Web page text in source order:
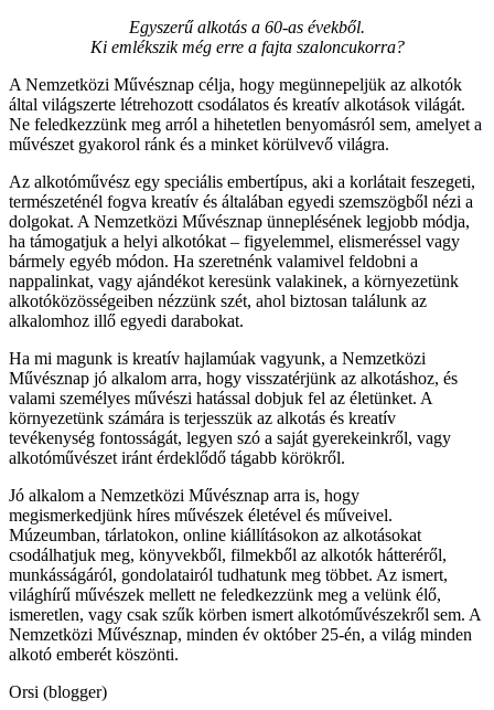
Egyszerű alkotás a 60-as évekből.
Ki emlékszik még erre a fajta szaloncukorra?
A Nemzetközi Művésznap célja, hogy megünnepeljük az alkotók
által világszerte létrehozott csodálatos és kreatív alkotások világát.
Ne feledkezzünk meg arról a hihetetlen benyomásról sem, amelyet a
művészet gyakorol ránk és a minket körülvevő világra.
Az alkotóművész egy speciális embertípus, aki a korlátait feszegeti,
természeténél fogva kreatív és általában egyedi szemszögből nézi a
dolgokat. A Nemzetközi Művésznap ünneplésének legjobb módja,
ha támogatjuk a helyi alkotókat – figyelemmel, elismeréssel vagy
bármely egyéb módon. Ha szeretnénk valamivel feldobni a
nappalinkat, vagy ajándékot keresünk valakinek, a környezetünk
alkotóközösségeiben nézzünk szét, ahol biztosan találunk az
alkalomhoz illő egyedi darabokat.
Ha mi magunk is kreatív hajlamúak vagyunk, a Nemzetközi
Művésznap jó alkalom arra, hogy visszatérjünk az alkotáshoz, és
valami személyes művészi hatással dobjuk fel az életünket. A
környezetünk számára is terjesszük az alkotás és kreatív
tevékenység fontosságát, legyen szó a saját gyerekeinkről, vagy
alkotóművészet iránt érdeklődő tágabb körökről.
Jó alkalom a Nemzetközi Művésznap arra is, hogy
megismerkedjünk híres művészek életével és műveivel.
Múzeumban, tárlatokon, online kiállításokon az alkotásokat
csodálhatjuk meg, könyvekből, filmekből az alkotók hátteréről,
munkásságáról, gondolatairól tudhatunk meg többet. Az ismert,
világhírű művészek mellett ne feledkezzünk meg a velünk élő,
ismeretlen, vagy csak szűk körben ismert alkotóművészekről sem. A
Nemzetközi Művésznap, minden év október 25-én, a világ minden
alkotó emberét köszönti.
Orsi (blogger)